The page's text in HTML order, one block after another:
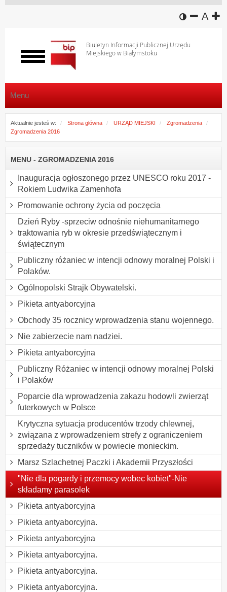
wersja
A
Biuletyn Informacji Publicznej Urzędu
Miejskiego w Białymstoku
Włącz
menu
Menu
Aktualnie jesteś w: Strona główna URZĄD MIEJSKI
Zgromadzenia
Zgromadzenia 2016
MENU - ZGROMADZENIA 2016
Inauguracja ogłoszonego przez UNESCO roku 2017 -
Rokiem Ludwika Zamenhofa
Promowanie ochrony życia od poczęcia
Dzień Ryby -sprzeciw odnośnie niehumanitarnego
traktowania ryb w okresie przedświątecznym i
świątecznym
Publiczny różaniec w intencji odnowy moralnej Polski i
Polaków.
Ogólnopolski Strajk Obywatelski.
Pikieta antyaborcyjna
Obchody 35 rocznicy wprowadzenia stanu wojennego.
Nie zabierzecie nam nadziei.
Pikieta antyaborcyjna
Publiczny Różaniec w intencji odnowy moralnej Polski
i Polaków
Poparcie dla wprowadzenia zakazu hodowli zwierząt
futerkowych w Polsce
Krytyczna sytuacja producentów trzody chlewnej,
związana z wprowadzeniem strefy z ograniczeniem
sprzedaży tuczników w powiecie monieckim.
Marsz Szlachetnej Paczki i Akademii Przyszłości
"Nie dla pogardy i przemocy wobec kobiet"-Nie
składamy parasolek
Pikieta antyaborcyjna
Pikieta antyaborcyjna.
Pikieta antyaborcyjna
Pikieta antyaborcyjna.
Pikieta antyaborcyjna.
Pikieta antyaborcyjna.